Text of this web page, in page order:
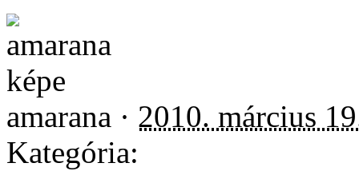
amarana · 2010. március
Kategória: